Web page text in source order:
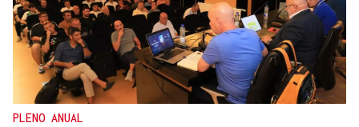
"LA LEY TIENE QUE CUMPLIRSE"
El Gobierno alerta a las CCAA que si se niegan a
acoger menores de Ceuta "entonces tendrá que
actuar de oficio Fiscalía"
PLENO ANUAL